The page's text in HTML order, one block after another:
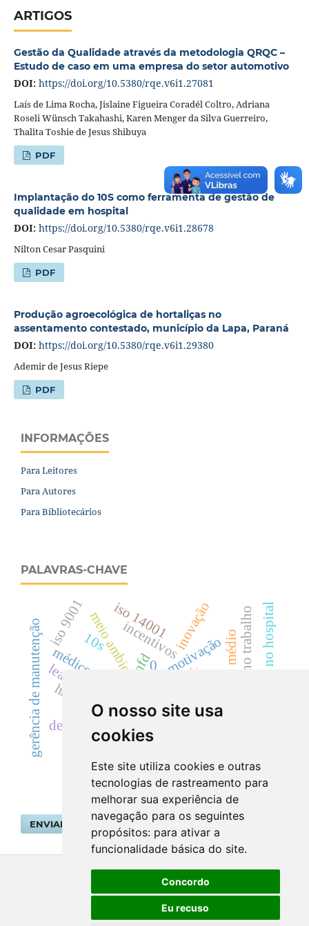
O nosso site usa
cookies
Este site utiliza cookies e outras
tecnologias de rastreamento para
melhorar sua experiência de
navegação para os seguintes
propósitos: para ativar a
funcionalidade básica do site.
Concordo
Eu recuso
ARTIGOS
Gestão da Qualidade através da metodologia QRQC –
Estudo de caso em uma empresa do setor automotivo
DOI: https://doi.org/10.5380/rqe.v6i1.27081
Laís de Lima Rocha, Jislaine Figueira Coradél Coltro, Adriana
Roseli Wünsch Takahashi, Karen Menger da Silva Guerreiro,
Thalita Toshie de Jesus Shibuya
PDF
Implantação do 10S como ferramenta de gestão de
qualidade em hospital
DOI: https://doi.org/10.5380/rqe.v6i1.28678
Nilton Cesar Pasquini
PDF
Produção agroecológica de hortaliças no
assentamento contestado, município da Lapa, Paraná
DOI: https://doi.org/10.5380/rqe.v6i1.29380
Ademir de Jesus Riepe
PDF
INFORMAÇÕES
Para Leitores
Para Autores
Para Bibliotecários
PALAVRAS-CHAVE
médico veterináriosetor automotivo satisfação no trabalho
motivação
incentivos
meio ambiente qualidade no hospital
inovação
10s
o qfd
desenvolvimento de produt
ensino médio
lean thinking
iso 14001
gerência de manutenção habitação
qfd0
iso 9001
ENVIAR SUBMISSÃO